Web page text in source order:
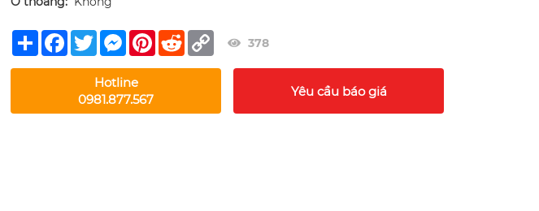
ShareFacebook
TwitterMessenger
Pinterest
Reddit Copy
Link
378
Hotline
0981.877.567
Yêu cầu báo giá